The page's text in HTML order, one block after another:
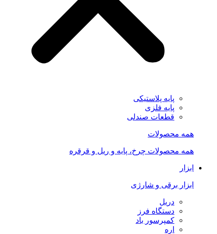
پایه پلاستیکی
پایه فلزی
قطعات صندلی
همه محصولات
همه محصولات چرخ، پایه و ریل و قرقره
ابزار
ابزار برقی و شارژی
دریل
دستگاه فرز
کمپرسور باد
اره